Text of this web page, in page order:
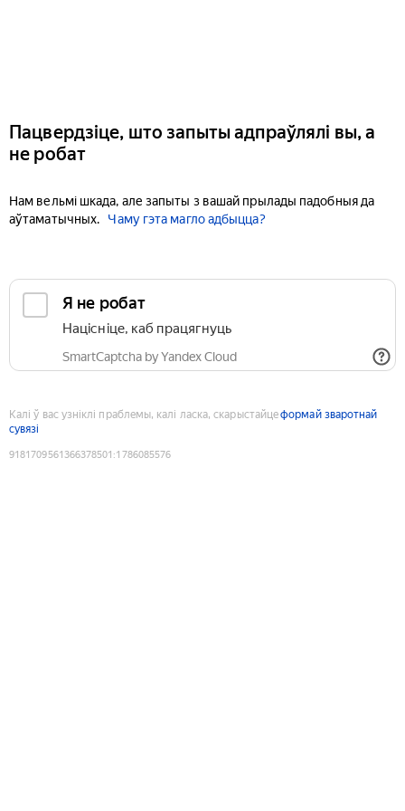
Пацвердзіце, што запыты адпраўлялі вы, а
не робат
Нам вельмі шкада, але запыты з вашай прылады падобныя да
аўтаматычных.
Чаму гэта магло адбыцца?
Я не робат
Націсніце, каб працягнуць
SmartCaptcha by Yandex Cloud
Калі ў вас узніклі праблемы, калі ласка, скарыстайцеформай зваротнай
сувязі
9181709561366378501 :1786085576